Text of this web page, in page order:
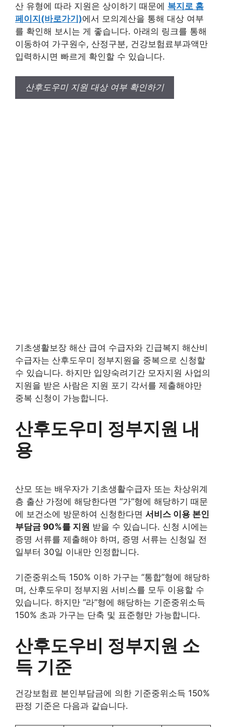
산 유형에 따라 지원은 상이하기 때문에 복지로 홈
페이지(바로가기)에서 모의계산을 통해 대상 여부
를 확인해 보시는 게 좋습니다. 아래의 링크를 통해
이동하여 가구원수, 산정구분, 건강보험료부과액만
입력하시면 빠르게 확인할 수 있습니다.
산후도우미 지원 대상 여부 확인하기
기초생활보장 해산 급여 수급자와 긴급복지 해산비
수급자는 산후도우미 정부지원을 중복으로 신청할
수 있습니다. 하지만 입양숙려기간 모자지원 사업의
지원을 받은 사람은 지원 포기 각서를 제출해야만
중복 신청이 가능합니다.
산후도우미 정부지원 내
용
산모 또는 배우자가 기초생활수급자 또는 차상위계
층 출산 가정에 해당한다면 “가”형에 해당하기 때문
에 보건소에 방문하여 신청한다면 서비스 이용 본인
부담금 90%를 지원 받을 수 있습니다. 신청 시에는
증명 서류를 제출해야 하며, 증명 서류는 신청일 전
일부터 30일 이내만 인정합니다.
기준중위소득 150% 이하 가구는 “통합”형에 해당하
며, 산후도우미 정부지원 서비스를 모두 이용할 수
있습니다. 하지만 “라”형에 해당하는 기준중위소득
150% 초과 가구는 단축 및 표준형만 가능합니다.
산후도우비 정부지원 소
득 기준
건강보험료 본인부담금에 의한 기준중위소득 150%
판정 기준은 다음과 같습니다.